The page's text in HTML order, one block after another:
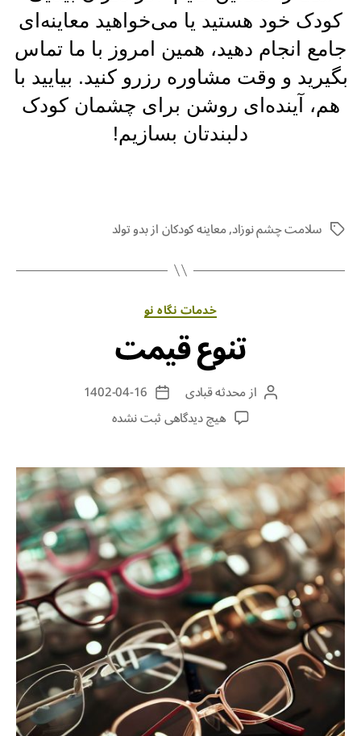
کودک خود هستید یا می‌خواهید معاینه‌ای
جامع انجام دهید، همین امروز با ما تماس
بگیرید و وقت مشاوره رزرو کنید. بیایید با
هم، آینده‌ای روشن برای چشمان کودک
دلبندتان بسازیم!
سلامت چشم نوزاد,معاینه کودکان از بدو تولد
خدمات نگاه نو
تنوع قیمت
ازمحدثه قبادی
1402-04-16
هیچ دیدگاهیثبت نشده